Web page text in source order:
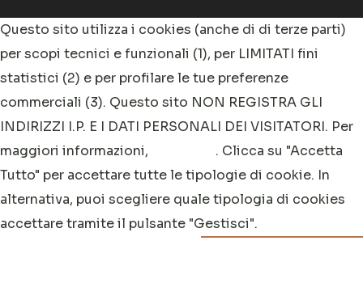
Questo sito utilizza i cookies (anche di di terze parti)
per scopi tecnici e funzionali (1), per LIMITATI fini
statistici (2) e per profilare le tue preferenze
commerciali (3). Questo sito NON REGISTRA GLI
INDIRIZZI I.P. E I DATI PERSONALI DEI VISITATORI. Per
maggiori informazioni,
. Clicca su "Accetta
Tutto" per accettare tutte le tipologie di cookie. In
alternativa, puoi scegliere quale tipologia di cookies
accettare tramite il pulsante "Gestisci".